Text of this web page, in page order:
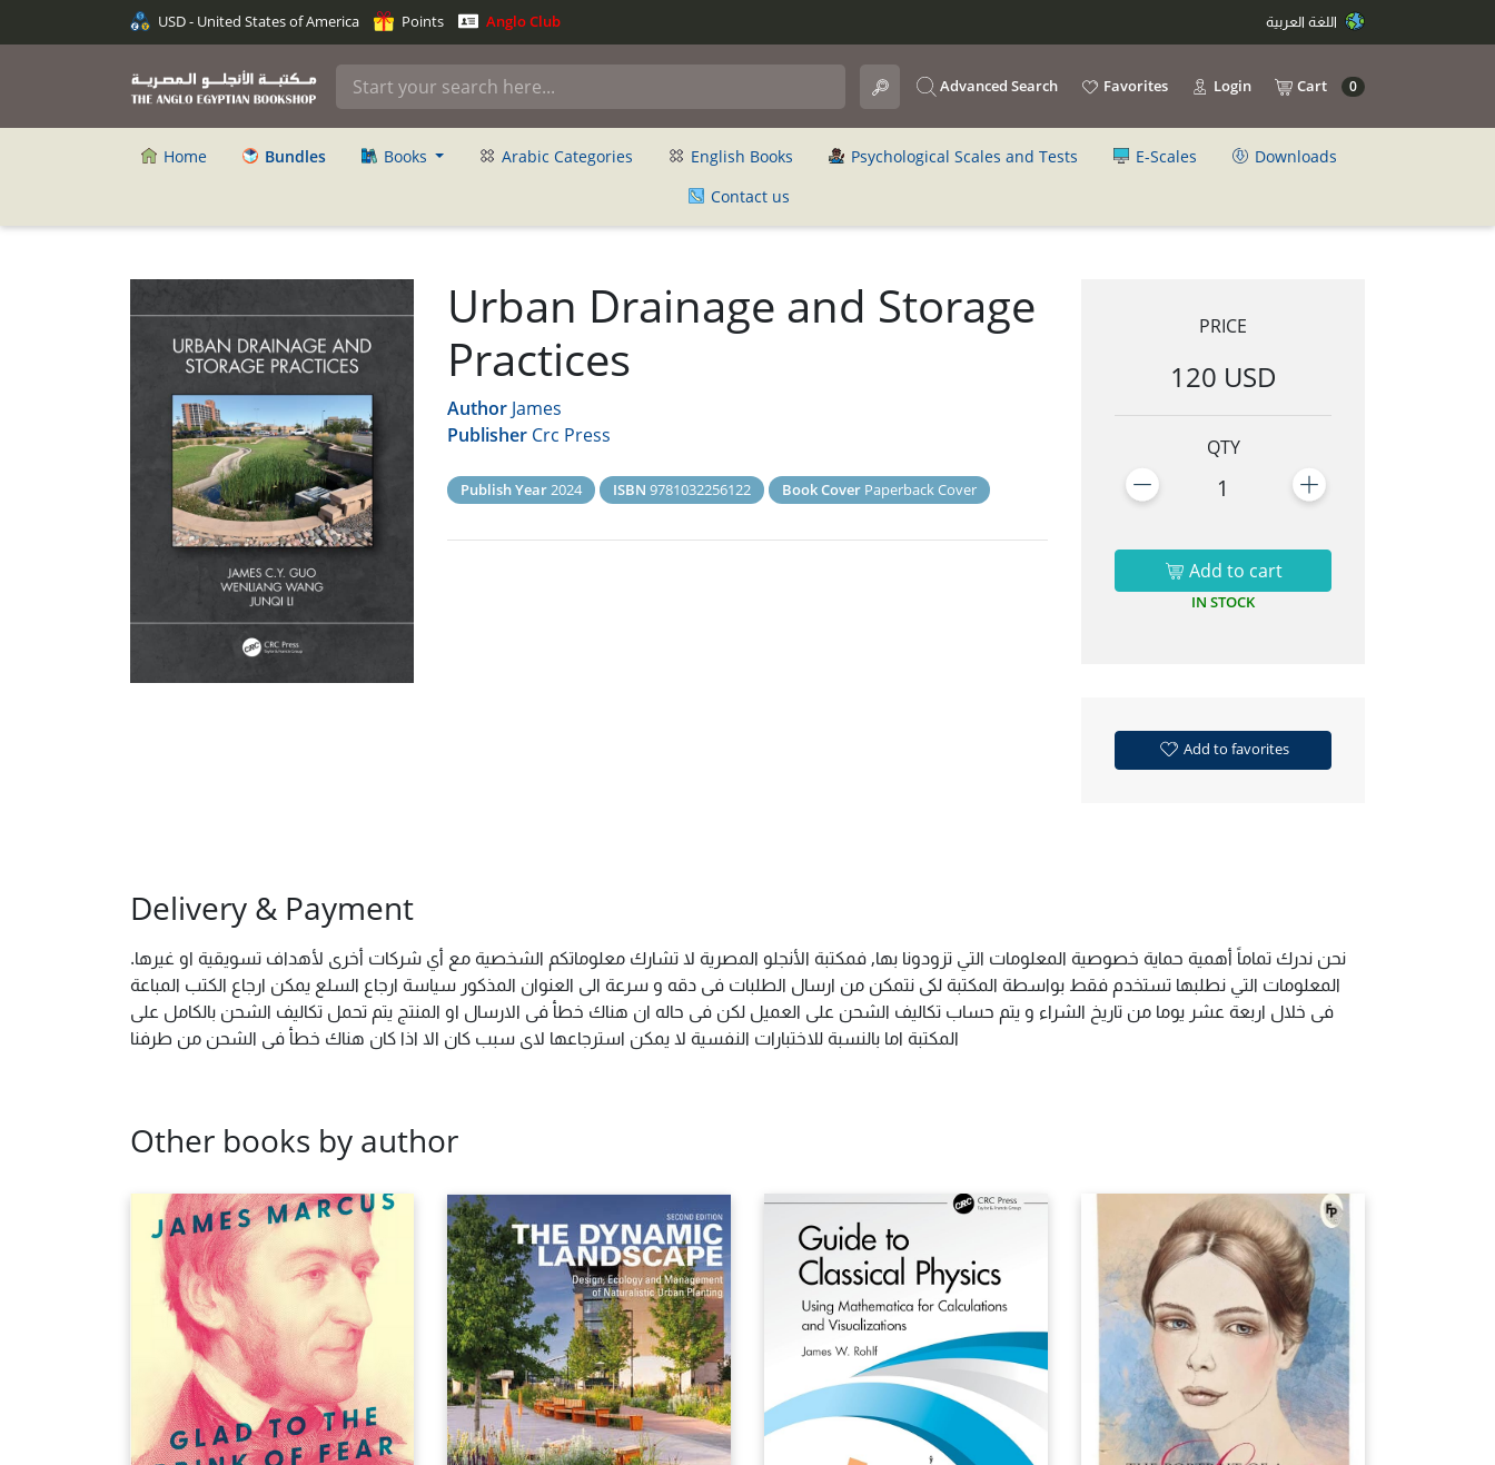
USD - United States of America Points Anglo Club
Advanced Search Favorites Login Cart 0
Home Bundles Books Arabic Categories English Books Psychological Scales and Tests E-Scales
Downloads
Contact us
Urban Drainage and Storage
Practices
Author James
Publisher Crc Press
Publish Year2024 ISBN 9781032256122 Book Cover Paperback Cover
PRICE
120 USD
QTY
1
Add to cart
IN STOCK
Add to favorites
Delivery & Payment
نحن ندرك تماماً أهمية حماية خصوصية المعلومات التي تزودونا بها, فمكتبة الأنجلو المصرية لا تشارك معلوماتكم الشخصية مع أي شركات أخرى لأهداف تسويقية او غيرها.
المعلومات التي نطلبها تستخدم فقط بواسطة المكتبة لكى نتمكن من ارسال الطلبات فى دقه و سرعة الى العنوان المذكور سياسة ارجاع السلع يمكن ارجاع الكتب المباعة
فى خلال اربعة عشر يوما من تاريخ الشراء و يتم حساب تكاليف الشحن على العميل لكن فى حاله ان هناك خطأ فى الارسال او المنتج يتم تحمل تكاليف الشحن بالكامل على
المكتبة اما بالنسبة للاختبارات النفسية لا يمكن استرجاعها لاى سبب كان الا اذا كان هناك خطأ فى الشحن من طرفنا
Other books by author